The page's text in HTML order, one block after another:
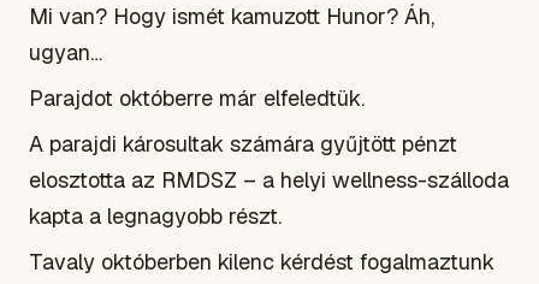
Mi van? Hogy ismét kamuzott Hunor? Áh,
ugyan…
Parajdot októberre már elfeledtük.
A parajdi károsultak számára gyűjtött pénzt
elosztotta az RMDSZ – a helyi wellness-szálloda
kapta a legnagyobb részt.
Tavaly októberben kilenc kérdést fogalmaztunk